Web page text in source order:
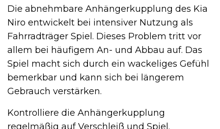
Die abnehmbare Anhängerkupplung des Kia
Niro entwickelt bei intensiver Nutzung als
Fahrradträger Spiel. Dieses Problem tritt vor
allem bei häufigem An- und Abbau auf. Das
Spiel macht sich durch ein wackeliges Gefühl
bemerkbar und kann sich bei längerem
Gebrauch verstärken.
Kontrolliere die Anhängerkupplung
regelmäßig auf Verschleiß und Spiel.